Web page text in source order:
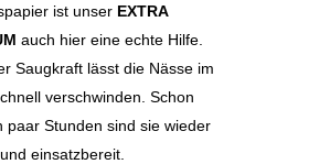
ist unser EXTRA
auch hier eine echte Hilfe.
Saugkraft lässt die Nässe im
verschwinden. Schon
paar Stunden sind sie wieder
einsatzbereit.